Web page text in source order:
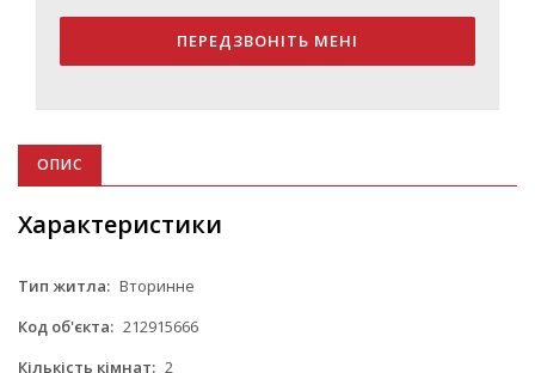
ПЕРЕДЗВОНІТЬ МЕНІ
ОПИС
Характеристики
Тип житла: Вторинне
Код об'єкта: 212915666
Кількість кімнат: 2